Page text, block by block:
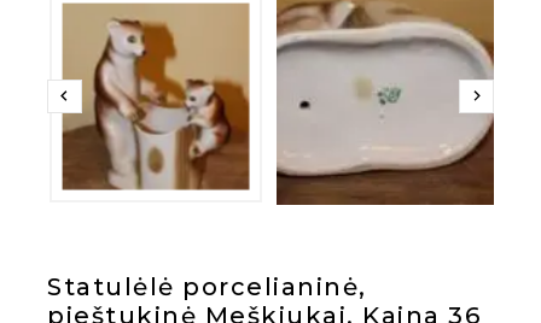
Statulėlė porcelianinė,
pieštukinė Meškiukai. Kaina 36